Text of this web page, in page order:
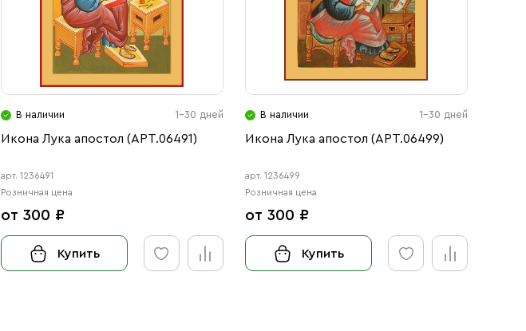
В наличии 1-30 дней
Икона Лука апостол (АРТ.06491)
арт. 1236491
Розничная цена
от 300 ₽
Купить
В наличии 1-30 дней
Икона Лука апостол (АРТ.06499)
арт. 1236499
Розничная цена
от 300 ₽
Купить